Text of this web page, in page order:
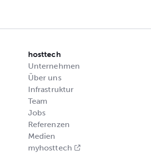
hosttech
Unternehmen
Über uns
Infrastruktur
Team
Jobs
Referenzen
Medien
myhosttech